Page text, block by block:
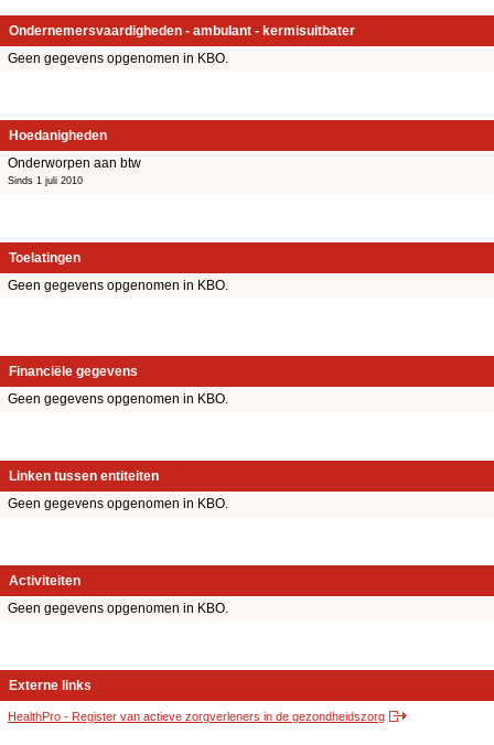
Ondernemersvaardigheden - ambulant - kermisuitbater
Geen gegevens opgenomen in KBO.
Hoedanigheden
Onderworpen aan btw
Sinds 1 juli 2010
Toelatingen
Geen gegevens opgenomen in KBO.
Financiële gegevens
Geen gegevens opgenomen in KBO.
Linken tussen entiteiten
Geen gegevens opgenomen in KBO.
Activiteiten
Geen gegevens opgenomen in KBO.
Externe links
HealthPro - Register van actieve zorgverleners in de gezondheidszorg